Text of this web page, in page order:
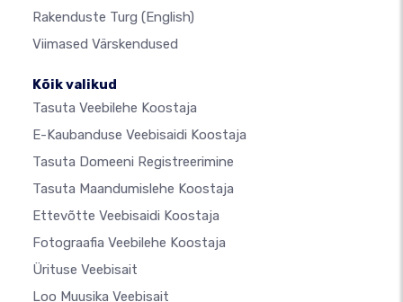
Rakenduste Turg (English)
Viimased Värskendused
Kõik valikud
Tasuta Veebilehe Koostaja
E-Kaubanduse Veebisaidi Koostaja
Tasuta Domeeni Registreerimine
Tasuta Maandumislehe Koostaja
Ettevõtte Veebisaidi Koostaja
Fotograafia Veebilehe Koostaja
Ürituse Veebisait
Loo Muusika Veebisait